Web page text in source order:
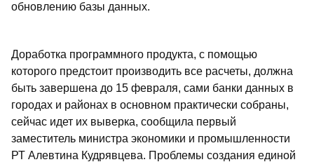
обновлению базы данных.
Доработка программного продукта, с помощью
которого предстоит производить все расчеты, должна
быть завершена до 15 февраля, сами банки данных в
городах и районах в основном практически собраны,
сейчас идет их выверка, сообщила первый
заместитель министра экономики и промышленности
РТ Алевтина Кудрявцева. Проблемы создания единой